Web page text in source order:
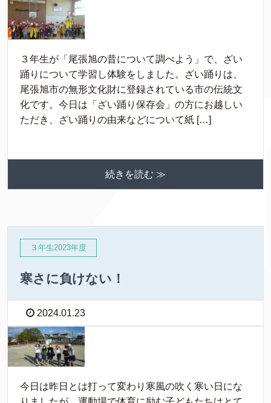
３年生が「尾張旭の昔について調べよう」で、ざい
踊りについて学習し体験をしました。ざい踊りは、
尾張旭市の無形文化財に登録されている市の伝統文
化です。今日は「ざい踊り保存会」の方にお越しい
ただき、ざい踊りの由来などについて紙 […]
続きを読む ≫
３年生2023年度
寒さに負けない！
2024.01.23
今日は昨日とは打って変わり寒風の吹く寒い日にな